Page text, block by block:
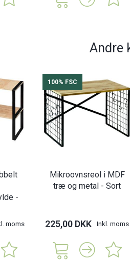
Andre
-
moms
100% FSC
Mikroovnsreol i MDF
træ og metal - Sort
225,00 DKK Inkl. moms